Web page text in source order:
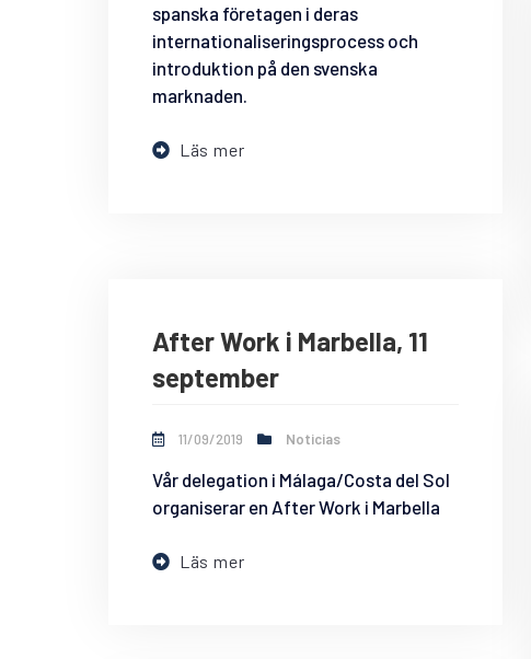
spanska företagen i deras
internationaliseringsprocess och
introduktion på den svenska
marknaden.
Läs mer
After Work i Marbella, 11
september
11/09/2019 Noticias
Vår delegation i Málaga/Costa del Sol
organiserar en After Work i Marbella
Läs mer